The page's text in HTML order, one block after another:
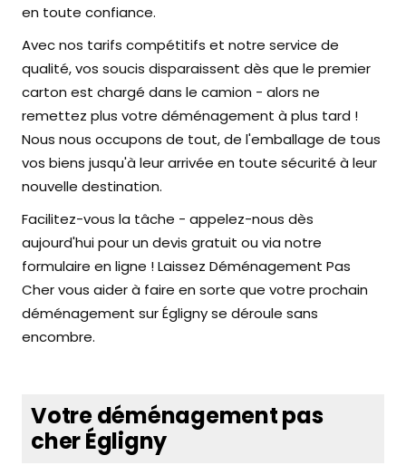
en toute confiance.
Avec nos tarifs compétitifs et notre service de
qualité, vos soucis disparaissent dès que le premier
carton est chargé dans le camion - alors ne
remettez plus votre déménagement à plus tard !
Nous nous occupons de tout, de l'emballage de tous
vos biens jusqu'à leur arrivée en toute sécurité à leur
nouvelle destination.
Facilitez-vous la tâche - appelez-nous dès
aujourd'hui pour un devis gratuit ou via notre
formulaire en ligne ! Laissez Déménagement Pas
Cher vous aider à faire en sorte que votre prochain
déménagement sur Égligny se déroule sans
encombre.
Votre déménagement pas
cher Égligny